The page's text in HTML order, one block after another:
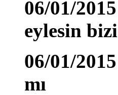
06/01/
eylesin
06/01/
mı